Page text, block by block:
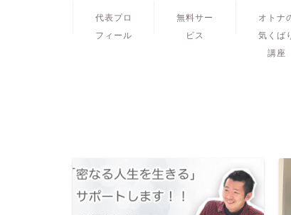
代表プロ
フィール
無料サー
ビス
オトナ
気くば
講座